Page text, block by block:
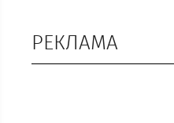
РЕКЛАМА